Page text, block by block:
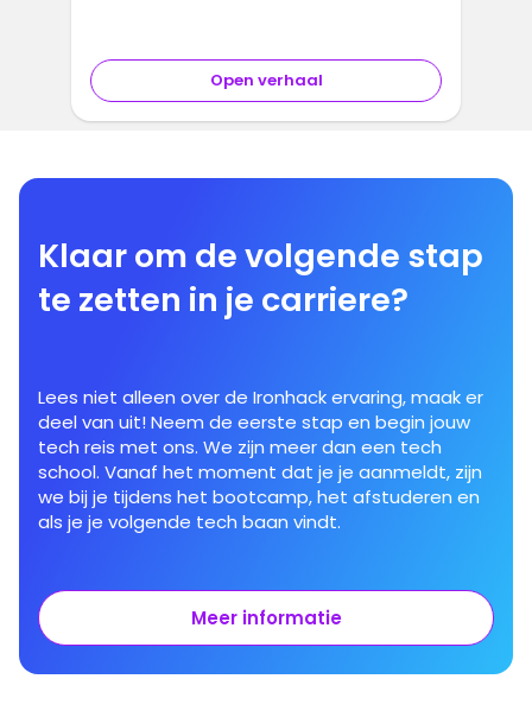
Open verhaal
Klaar om de volgende stap
te zetten in je carriere?
Lees niet alleen over de Ironhack ervaring, maak er
deel van uit! Neem de eerste stap en begin jouw
tech reis met ons. We zijn meer dan een tech
school. Vanaf het moment dat je je aanmeldt, zijn
we bij je tijdens het bootcamp, het afstuderen en
als je je volgende tech baan vindt.
Meer informatie